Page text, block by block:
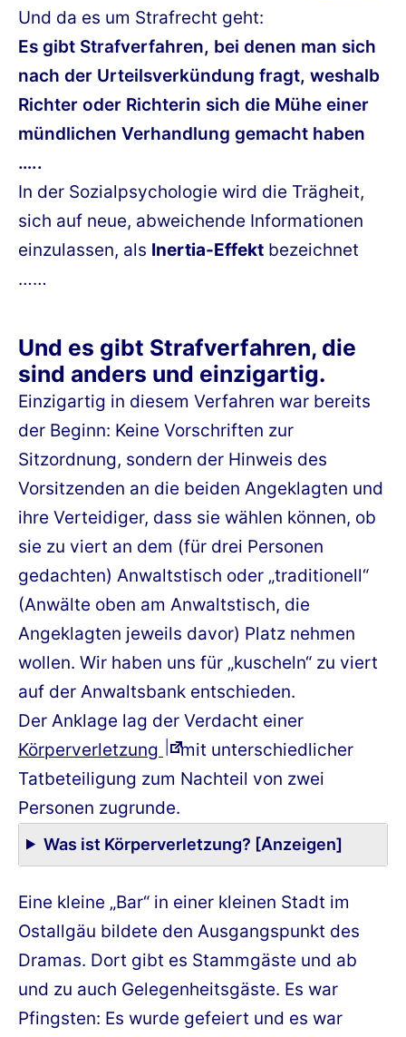
Und da es um Strafrecht geht:
Es gibt Strafverfahren, bei denen man sich
nach der Urteilsverkündung fragt, weshalb
Richter oder Richterin sich die Mühe einer
mündlichen Verhandlung gemacht haben
…..
In der Sozialpsychologie wird die Trägheit,
sich auf neue, abweichende Informationen
einzulassen, als Inertia-Effekt bezeichnet
……
Und es gibt Strafverfahren, die
sind anders und einzigartig.
Einzigartig in diesem Verfahren war bereits
der Beginn: Keine Vorschriften zur
Sitzordnung, sondern der Hinweis des
Vorsitzenden an die beiden Angeklagten und
ihre Verteidiger, dass sie wählen können, ob
sie zu viert an dem (für drei Personen
gedachten) Anwaltstisch oder „traditionell“
(Anwälte oben am Anwaltstisch, die
Angeklagten jeweils davor) Platz nehmen
wollen. Wir haben uns für „kuscheln“ zu viert
auf der Anwaltsbank entschieden.
Der Anklage lag der Verdacht einer
Körperverletzung
mit unterschiedlicher
Tatbeteiligung zum Nachteil von zwei
Personen zugrunde.
Was ist Körperverletzung? [Anzeigen]
Eine kleine „Bar“ in einer kleinen Stadt im
Ostallgäu bildete den Ausgangspunkt des
Dramas. Dort gibt es Stammgäste und ab
und zu auch Gelegenheitsgäste. Es war
Pfingsten: Es wurde gefeiert und es war